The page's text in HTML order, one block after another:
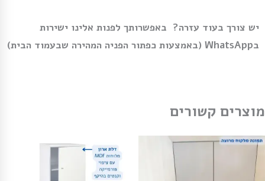
יש צורך בעוד עזרה? באפשרותך לפנות אלינו ישירות
בWhatsApp (באמצעות כפתור הפניה המהירה שבעמוד הבית)
מוצרים קשורים